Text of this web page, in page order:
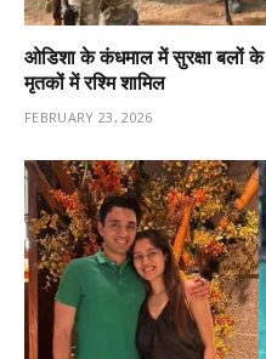
ओडिशा के कंधमाल में सुरक्षा बलों के
मृतकों में रश्मि शामिल
FEBRUARY 23, 2026